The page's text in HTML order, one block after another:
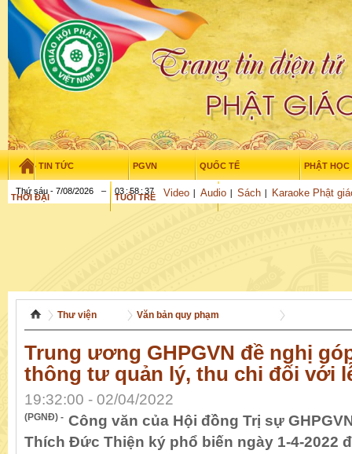
TIN TỨC PGVN QUỐC TẾ PHẬT HỌC
THỜI ĐẠI TUỔI TRẺ NGHIÊN CỨU
Video Audio Sách Karaoke Phật
Thứ sáu - 7/08/2026 – 03 : 58 : 37
Thư viện Văn bản quy phạm
Trung ương GHPGVN đề nghị
thông tư quản lý, thu chi đối với
19:32:00 - 02/04/2022
(PGNĐ) - Công văn của Hội đồng Trị sự
Thích Đức Thiện ký phổ biến ngày 1-4-2022